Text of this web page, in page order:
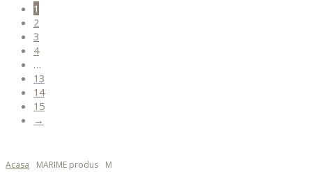
Acasa MARIME produs M
1
2
3
4
…
13
14
15
→